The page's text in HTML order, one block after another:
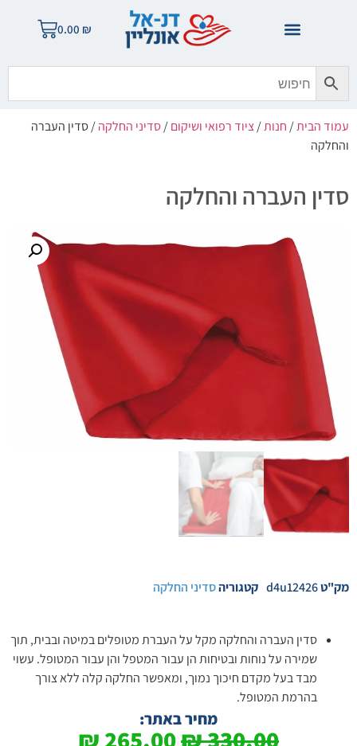
0.00 ₪
עמוד הבית/חנות/ציוד רפואי ושיקום/סדיני החלקה/ סדין העברה
והחלקה
סדין העברה והחלקה
מק"טd4u12426 קטגוריהסדיני החלקה
סדין העברה והחלקה מקל על העברת מטופלים במיטה ובבית, תוך
שמירה על נוחות ובטיחות הן עבור המטפל והן עבור המטופל. עשוי
מבד בעל מקדם חיכוך נמוך, ומאפשר החלקה קלה ללא צורך
בהרמת המטופל.
מחיר באתר:
330.00
₪
265.00
₪